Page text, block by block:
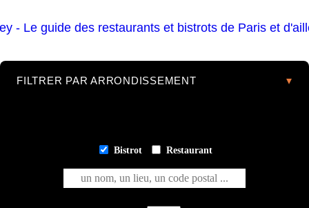
FILTRER PAR ARRONDISSEMENT
Bistrot Restaurant
un nom, un lieu, un code postal ...